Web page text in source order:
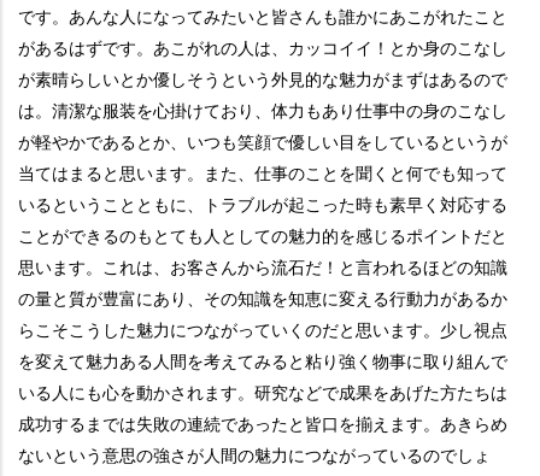
です。あんな人になってみたいと皆さんも誰かにあこがれたこと
があるはずです。あこがれの人は、カッコイイ！とか身のこなし
が素晴らしいとか優しそうという外見的な魅力がまずはあるので
は。清潔な服装を心掛けており、体力もあり仕事中の身のこなし
が軽やかであるとか、いつも笑顔で優しい目をしているというが
当てはまると思います。また、仕事のことを聞くと何でも知って
いるということともに、トラブルが起こった時も素早く対応する
ことができるのもとても人としての魅力的を感じるポイントだと
思います。これは、お客さんから流石だ！と言われるほどの知識
の量と質が豊富にあり、その知識を知恵に変える行動力があるか
らこそこうした魅力につながっていくのだと思います。少し視点
を変えて魅力ある人間を考えてみると粘り強く物事に取り組んで
いる人にも心を動かされます。研究などで成果をあげた方たちは
成功するまでは失敗の連続であったと皆口を揃えます。あきらめ
ないという意思の強さが人間の魅力につながっているのでしょ